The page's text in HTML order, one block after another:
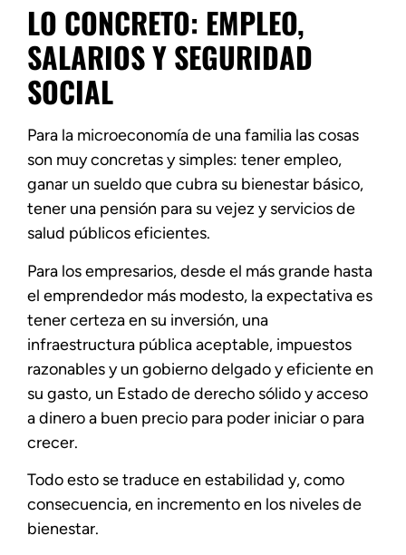
LO CONCRETO: EMPLEO,
SALARIOS Y SEGURIDAD
SOCIAL
Para la microeconomía de una familia las cosas
son muy concretas y simples: tener empleo,
ganar un sueldo que cubra su bienestar básico,
tener una pensión para su vejez y servicios de
salud públicos eficientes.
Para los empresarios, desde el más grande hasta
el emprendedor más modesto, la expectativa es
tener certeza en su inversión, una
infraestructura pública aceptable, impuestos
razonables y un gobierno delgado y eficiente en
su gasto, un Estado de derecho sólido y acceso
a dinero a buen precio para poder iniciar o para
crecer.
Todo esto se traduce en estabilidad y, como
consecuencia, en incremento en los niveles de
bienestar.